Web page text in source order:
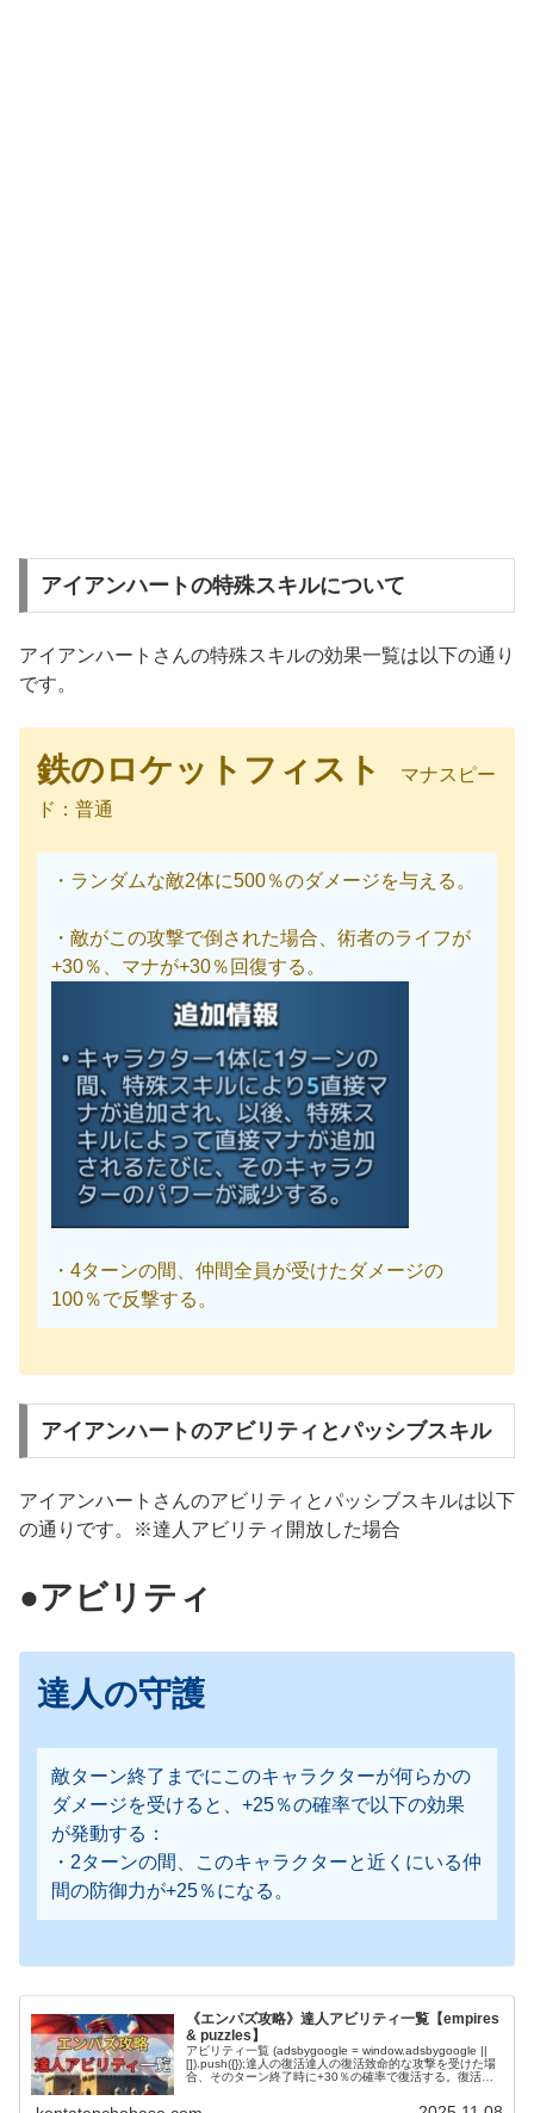
アイアンハートの特殊スキルについて
アイアンハートさんの特殊スキルの効果一覧は以下の通り
です。
鉄のロケットフィスト
マナスピー
ド：普通
・ランダムな敵2体に500％のダメージを与える。
・敵がこの攻撃で倒された場合、術者のライフが
+30％、マナが+30％回復する。
・4ターンの間、仲間全員が受けたダメージの
100％で反撃する。
アイアンハートのアビリティとパッシブスキル
アイアンハートさんのアビリティとパッシブスキルは以下
の通りです。※達人アビリティ開放した場合
●アビリティ
達人の守護
敵ターン終了までにこのキャラクターが何らかの
ダメージを受けると、+25％の確率で以下の効果
が発動する：
・2ターンの間、このキャラクターと近くにいる仲
間の防御力が+25％になる。
《エンパズ攻略》達人アビリティ一覧【empires
& puzzles】
アビリティ一覧 (adsbygoogle = window.adsbygoogle ||
[]).push({});達人の復活達人の復活致命的な攻撃を受けた場
合、そのターン終了時に+30％の確率で復活する。復活し